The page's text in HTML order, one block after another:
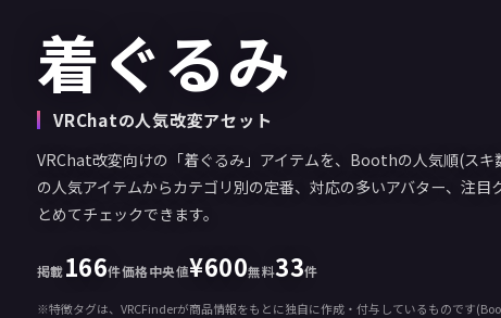
着ぐるみ
VRChatの人気改変アセット
VRChat改変向けの「着ぐるみ」アイテムを、Boothの人気順(スキ
の人気アイテムからカテゴリ別の定番、対応の多いアバター、注目
とめてチェックできます。
掲載166件価格中央値¥600無料33件
※特徴タグは、VRCFinderが商品情報をもとに独自に作成・付与しているものです